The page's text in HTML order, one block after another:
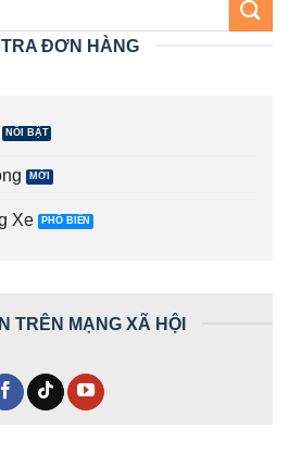
ĐƠN HÀNG
Xe
TRÊN MẠNG XÃ HỘI